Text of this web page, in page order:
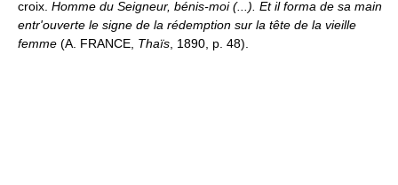
croix. Homme du Seigneur, bénis-moi (...). Et il forma de sa main
entr'ouverte le signe de la rédemption sur la tête de la vieille
femme (A. FRANCE, Thaïs , 1890, p. 48).